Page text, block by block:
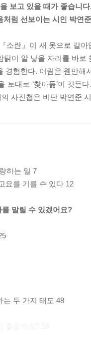
보고 있을 때가 좋습니
처럼 선보이는 시인 박연
소란』이 새 옷으로 갈
탉이 알 낳을 자리를 바
경험한다. 어림은 웬만
토대로 ‘찾아듦’이 깃
사진첩은 비단 박연준
하는 일 7
요를 기를 수 있다 12
말릴 수 있겠어요?
는 두 가지 태도 48